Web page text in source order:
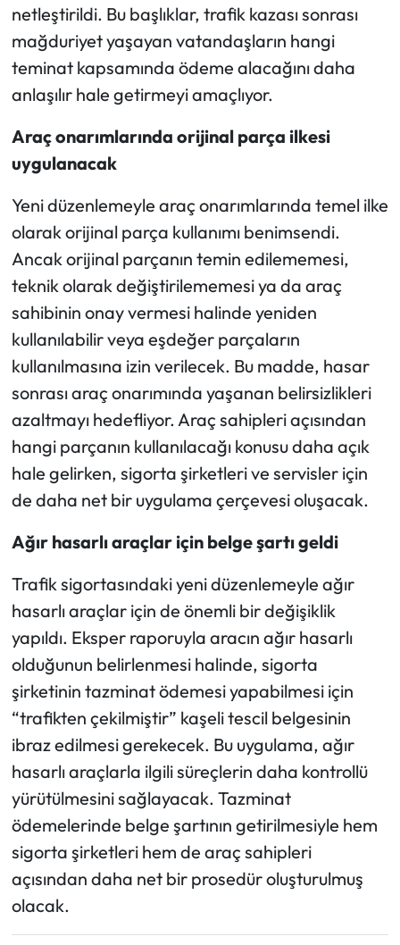
netleştirildi. Bu başlıklar, trafik kazası sonrası
mağduriyet yaşayan vatandaşların hangi
teminat kapsamında ödeme alacağını daha
anlaşılır hale getirmeyi amaçlıyor.
Araç onarımlarında orijinal parça ilkesi
uygulanacak
Yeni düzenlemeyle araç onarımlarında temel ilke
olarak orijinal parça kullanımı benimsendi.
Ancak orijinal parçanın temin edilememesi,
teknik olarak değiştirilememesi ya da araç
sahibinin onay vermesi halinde yeniden
kullanılabilir veya eşdeğer parçaların
kullanılmasına izin verilecek. Bu madde, hasar
sonrası araç onarımında yaşanan belirsizlikleri
azaltmayı hedefliyor. Araç sahipleri açısından
hangi parçanın kullanılacağı konusu daha açık
hale gelirken, sigorta şirketleri ve servisler için
de daha net bir uygulama çerçevesi oluşacak.
Ağır hasarlı araçlar için belge şartı geldi
Trafik sigortasındaki yeni düzenlemeyle ağır
hasarlı araçlar için de önemli bir değişiklik
yapıldı. Eksper raporuyla aracın ağır hasarlı
olduğunun belirlenmesi halinde, sigorta
şirketinin tazminat ödemesi yapabilmesi için
“trafikten çekilmiştir” kaşeli tescil belgesinin
ibraz edilmesi gerekecek. Bu uygulama, ağır
hasarlı araçlarla ilgili süreçlerin daha kontrollü
yürütülmesini sağlayacak. Tazminat
ödemelerinde belge şartının getirilmesiyle hem
sigorta şirketleri hem de araç sahipleri
açısından daha net bir prosedür oluşturulmuş
olacak.